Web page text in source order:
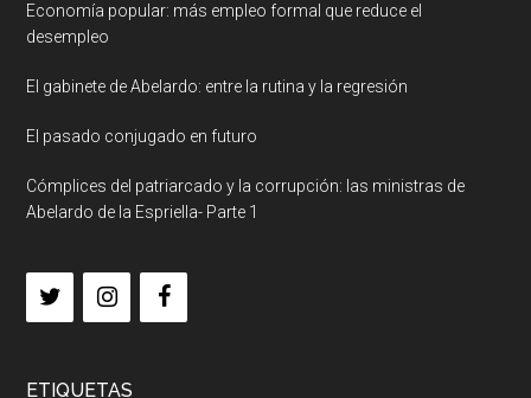
Economía popular: más empleo formal que reduce el
desempleo
El gabinete de Abelardo: entre la rutina y la regresión
El pasado conjugado en futuro
Cómplices del patriarcado y la corrupción: las ministras de
Abelardo de la Espriella- Parte 1
ETIQUETAS